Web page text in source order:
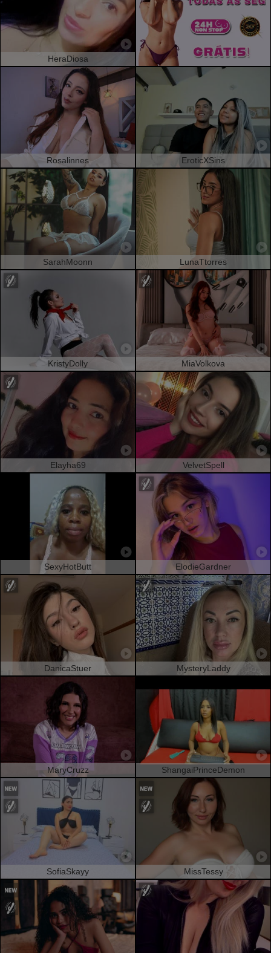
HeraDiosa
Rosalinnes EroticXSins
SarahMoonn LunaTtorres
KristyDolly MiaVolkova
Elayha69 VelvetSpell
SexyHotButt ElodieGardner
DanicaStuer MysteryLaddy
MaryCruzz ShangaiPrinceDemon
SofiaSkayy MissTessy